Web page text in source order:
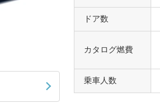
ドア数
カタログ燃費
乗車人数